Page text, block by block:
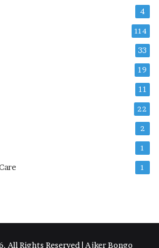
4
114
33
19
11
22
2
1
1
All Rights Reserved | Ajker Bongo